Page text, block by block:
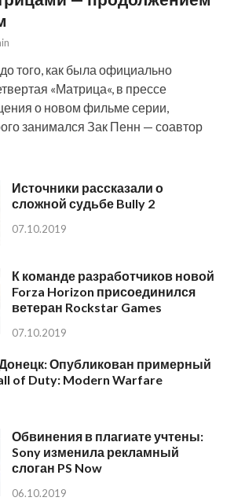
того, как была официально
«Матрица«, в прессе
о новом фильме серии,
занимался Зак Пенн — соавтор
Источники рассказали о
сложной судьбе Bully 2
07.10.2019
К команде разработчиков новой
Forza Horizon присоединился
ветеран Rockstar Games
07.10.2019
Опубликован примерный
of Duty: Modern Warfare
Обвинения в плагиате учтены:
Sony изменила рекламный
слоган PS Now
06.10.2019